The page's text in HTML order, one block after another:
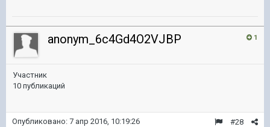
1
anonym_6c4Gd4O2VJBP
Участник
10 публикаций
#28
Опубликовано: 7 апр 2016, 10:19:26